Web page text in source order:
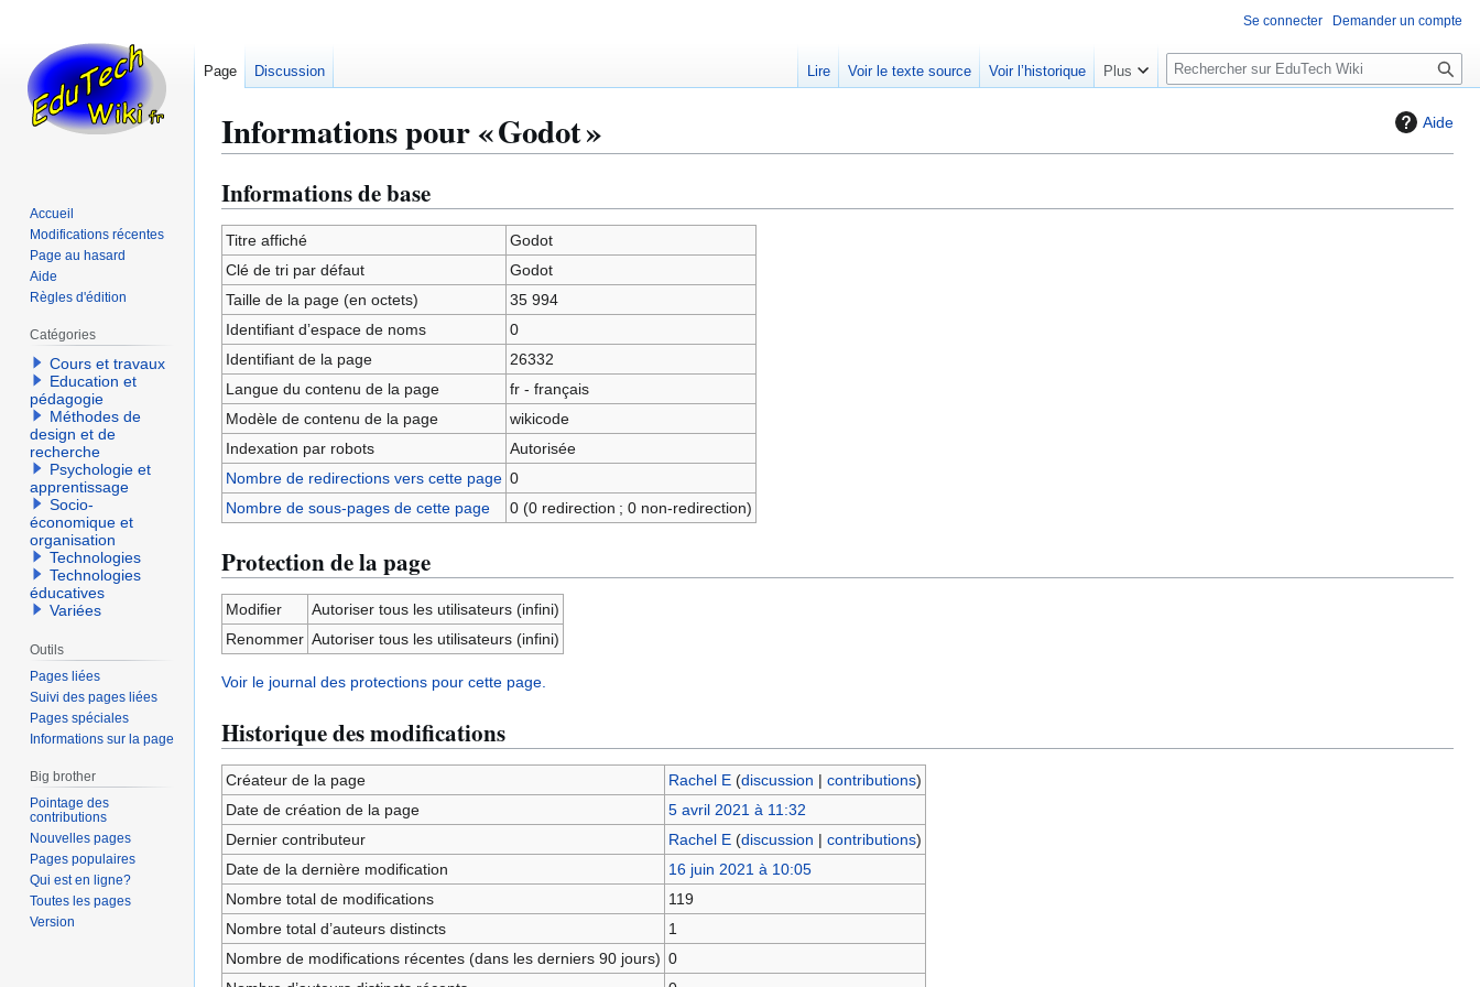
Aide
Informations pour « Godot »
Aller
à
la
navigation
Aller
à
la
recherche
Informations de base
Titre affiché
Godot
Clé de tri par défaut
Godot
Taille de la page (en octets)
35 994
Identifiant dʼespace de noms
0
Identifiant de la page
26332
Langue du contenu de la page
fr - français
Modèle de contenu de la page
wikicode
Indexation par robots
Autorisée
Nombre de redirections vers cette page 0
Nombre de sous-pages de cette page
0 (0 redirection ; 0 non-redirection)
Protection de la page
Modifier
Autoriser tous les utilisateurs (infini)
Renommer Autoriser tous les utilisateurs (infini)
Voir le journal des protections pour cette page.
Historique des modifications
Créateur de la page Rachel E (discussion | contributions)
Date de création de la page
5 avril 2021 à 11:32
Dernier contributeur
Rachel E (discussion | contributions)
Date de la dernière modification
16 juin 2021 à 10:05
Nombre total de modifications
119
Nombre total d’auteurs distincts
1
Nombre de modifications récentes (dans les derniers 90 jours) 0
Se connecter Demander un compte
Page Discussion Lire Voir le texte source Voir l’historique Plus
R
e
e
c
Accueil
Modifications récentes
Page au hasard
Aide
Règles d'édition
Catégories
Cours et travaux
Education et
pédagogie
Méthodes de
design et de
recherche
Psychologie et
apprentissage
Socio-
économique et
organisation
Technologies
Technologies
éducatives
Variées
Outils
Pages liées
Suivi des pages liées
Pages spéciales
Informations sur la page
Big brother
Pointage des
contributions
Nouvelles pages
Pages populaires
Qui est en ligne?
Toutes les pages
Version